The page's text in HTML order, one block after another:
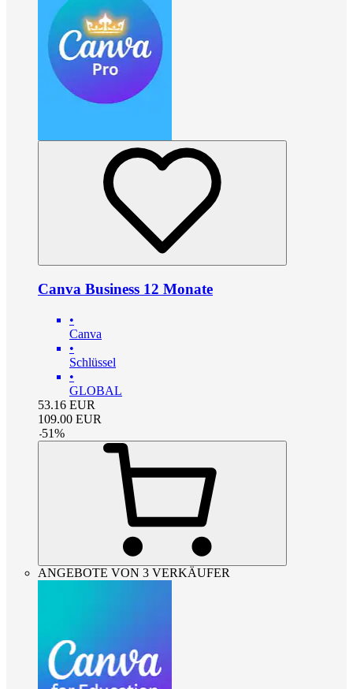
Canva Business 12 Monate
•
Canva
•
Schlüssel
•
GLOBAL
53.16 EUR
109.00 EUR
-51%
ANGEBOTE VON 3 VERKÄUFER